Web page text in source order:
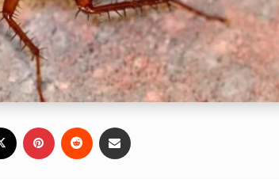
Pinterest
Reddit